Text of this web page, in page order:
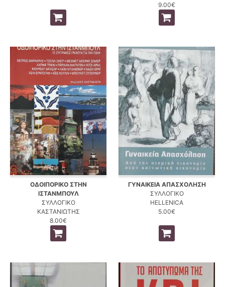
9.00€
ΟΔΟΙΠΟΡΙΚΟ ΣΤΗΝ
ΙΣΤΑΝΜΠΟΥΛ
ΣΥΛΛΟΓΙΚΟ
ΚΑΣΤΑΝΙΩΤΗΣ
8.00€
ΓΥΝΑΙΚΕΙΑ ΑΠΑΣΧΟΛΗΣΗ
ΣΥΛΛΟΓΙΚΟ
HELLENICA
5.00€